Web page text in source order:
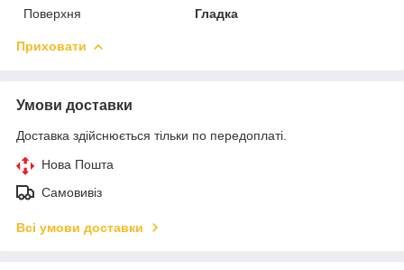
Поверхня
Гладка
Приховати
Умови доставки
Доставка здійснюється тільки по передоплаті.
Нова Пошта
Самовивіз
Всі умови доставки